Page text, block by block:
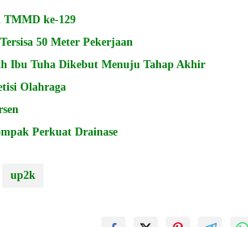
TMMD ke-129
50 Meter Pekerjaan
Ibu Tuha Dikebut Menuju Tahap Akhir
Olahraga
Perkuat Drainase
up2k